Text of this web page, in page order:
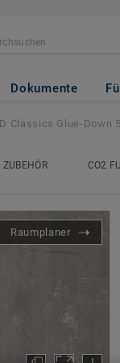
Dokumente
55
Classics Glue-Down
ZUBEHÖR CO2
Raumplaner